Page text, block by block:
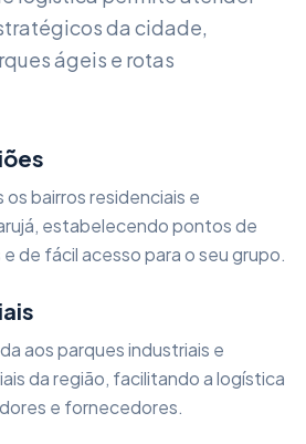
da cidade,
ágeis e rotas
bairros residenciais e
, estabelecendo pontos de
de fácil acesso para o seu grupo.
aos parques industriais e
da região, facilitando a logística
e fornecedores.